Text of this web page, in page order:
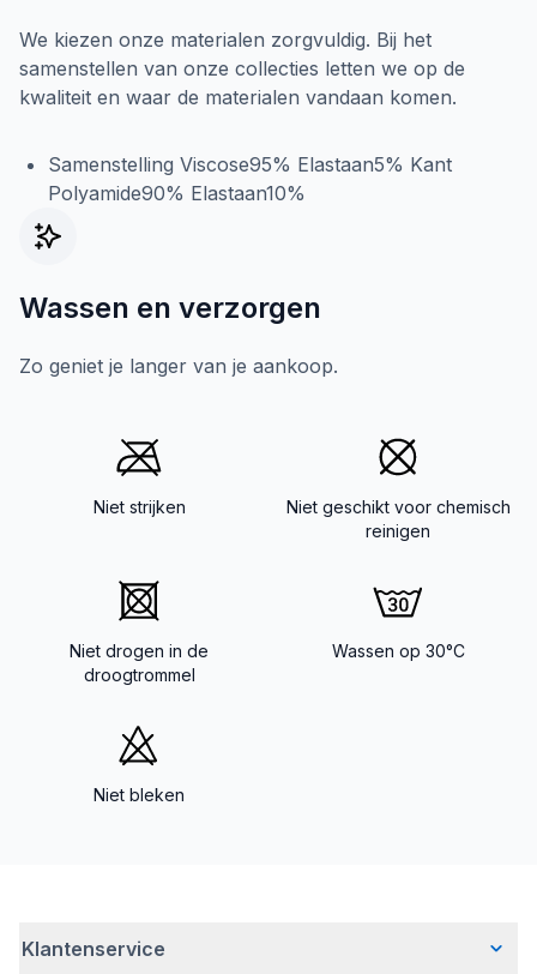
We kiezen onze materialen zorgvuldig. Bij het
samenstellen van onze collecties letten we op de
kwaliteit en waar de materialen vandaan komen.
Samenstelling Viscose95% Elastaan5% Kant
Polyamide90% Elastaan10%
Wassen en verzorgen
Zo geniet je langer van je aankoop.
Niet strijken
Niet geschikt voor chemisch
reinigen
Niet drogen in de
droogtrommel
Wassen op 30°C
Niet bleken
Klantenservice